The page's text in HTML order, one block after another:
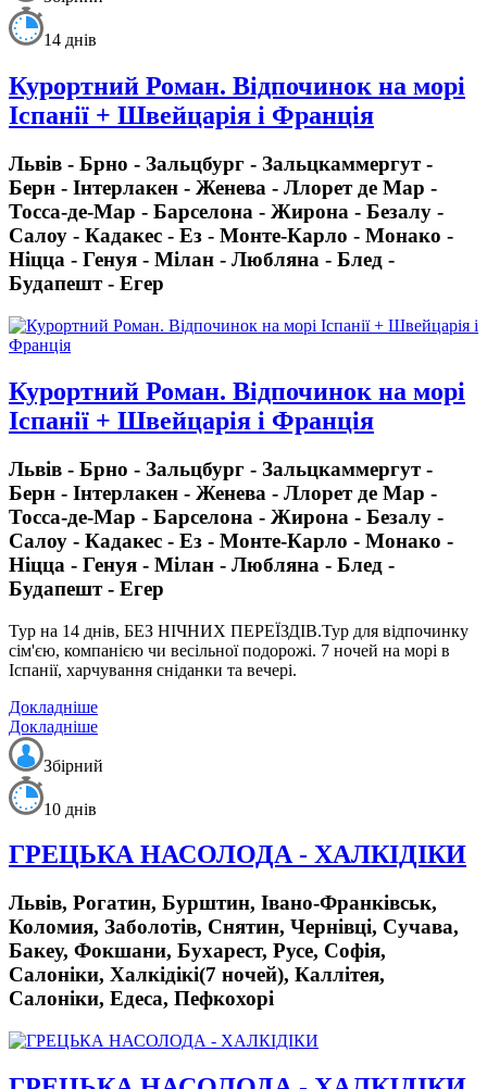
14 днів
Курортний Роман. Відпочинок на морі
Іспанії + Швейцарія і Франція
Львів - Брно - Зальцбург - Зальцкаммергут -
Берн - Інтерлакен - Женева - Ллорет де Мар -
Тосса-де-Мар - Барселона - Жирона - Безалу -
Салоу - Кадакес - Ез - Монте-Карло - Монако -
Ніцца - Генуя - Мілан - Любляна - Блед -
Будапешт - Егер
Курортний Роман. Відпочинок на морі
Іспанії + Швейцарія і Франція
Львів - Брно - Зальцбург - Зальцкаммергут -
Берн - Інтерлакен - Женева - Ллорет де Мар -
Тосса-де-Мар - Барселона - Жирона - Безалу -
Салоу - Кадакес - Ез - Монте-Карло - Монако -
Ніцца - Генуя - Мілан - Любляна - Блед -
Будапешт - Егер
Тур на 14 днів, БЕЗ НІЧНИХ ПЕРЕЇЗДІВ.Тур для відпочинку
сім'єю, компанією чи весільної подорожі. 7 ночей на морі в
Іспанії, харчування сніданки та вечері.
Докладніше
Докладніше
Збірний
10 днів
ГРЕЦЬКА НАСОЛОДА - ХАЛКІДІКИ
Львів, Рогатин, Бурштин, Івано-Франківськ,
Коломия, Заболотів, Снятин, Чернівці, Сучава,
Бакеу, Фокшани, Бухарест, Русе, Софія,
Салоніки, Халкідікі(7 ночей), Каллітея,
Салоніки, Едеса, Пефкохорі